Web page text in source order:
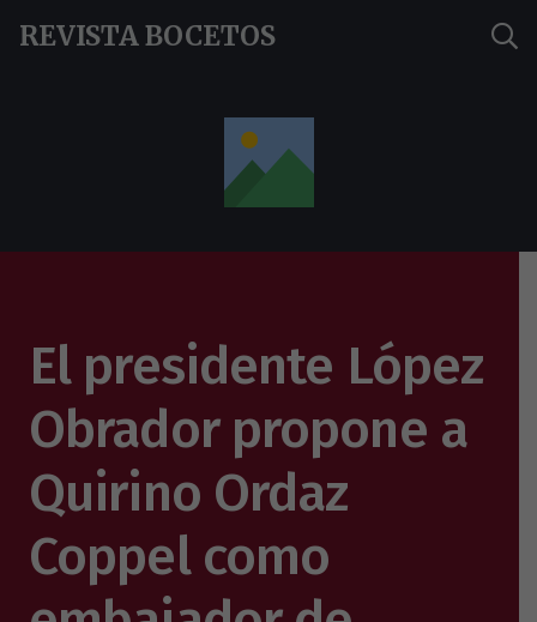
REVISTA BOCETOS
El presidente López
Obrador propone a
Quirino Ordaz
Coppel como